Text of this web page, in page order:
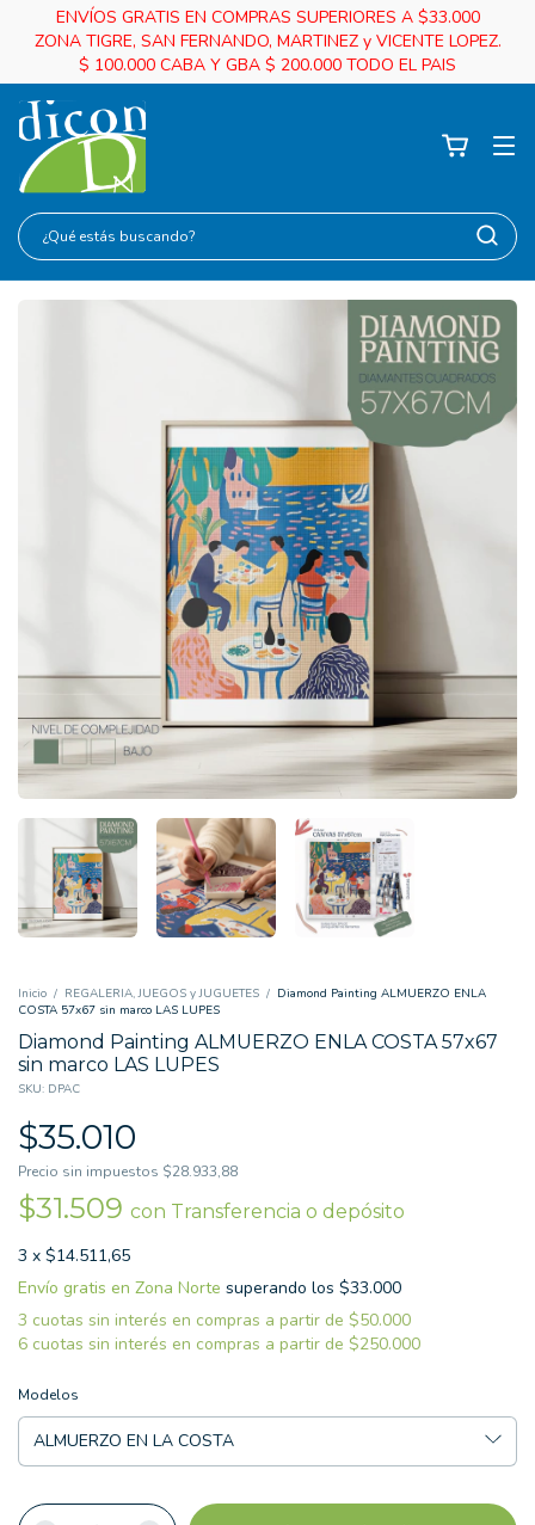
ENVÍOS GRATIS EN COMPRAS SUPERIORES A $33.000
ZONA TIGRE, SAN FERNANDO, MARTINEZ y VICENTE LOPEZ.
$ 100.000 CABA Y GBA $ 200.000 TODO EL PAIS
Inicio / REGALERIA, JUEGOS y JUGUETES / Diamond Painting ALMUERZO ENLA
COSTA 57x67 sin marco LAS LUPES
Diamond Painting ALMUERZO ENLA COSTA 57x67
sin marco LAS LUPES
SKU: DPAC
$35.010
Precio sin impuestos $28.933,88
$31.509 con Transferencia o depósito
3 x $14.511,65
Envío gratis
superando los
Modelos